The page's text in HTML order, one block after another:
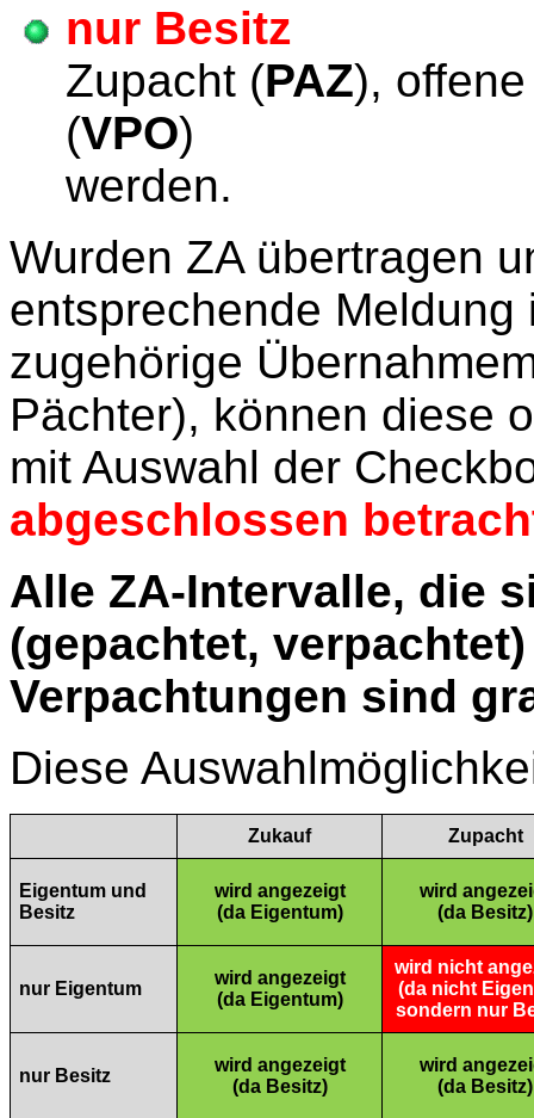
nur Besitz
Zupacht (PAZ),
(VPO)
werden.
Wurden ZA übertragen
entsprechende
zugehörige
Pächter), können diese
mit Auswahl der
abgeschlossen
Alle ZA-Intervalle, die
(gepachtet,
Verpachtungen sind
Diese
Zukauf Zupacht
Eigentum und
Besitz
wird angezeigt
(da Eigentum)
wird
(da Besitz)
nur Eigentum
wird angezeigt
(da Eigentum)
wird nicht
(da nicht
sondern nur
nur Besitz
wird angezeigt
(da Besitz)
wird
(da Besitz)